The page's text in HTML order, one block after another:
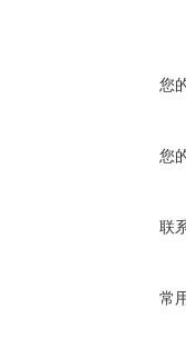
您
您
联
常